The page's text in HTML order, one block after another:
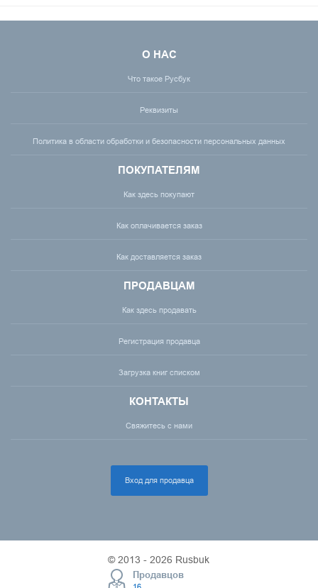
О НАС
Что такое Русбук
Реквизиты
Политика в области обработки и безопасности персональных данных
ПОКУПАТЕЛЯМ
Как здесь покупают
Как оплачивается заказ
Как доставляется заказ
ПРОДАВЦАМ
Как здесь продавать
Регистрация продавца
Загрузка книг списком
КОНТАКТЫ
Свяжитесь с нами
Вход для продавца
© 2013 - 2026 Rusbuk
Продавцов